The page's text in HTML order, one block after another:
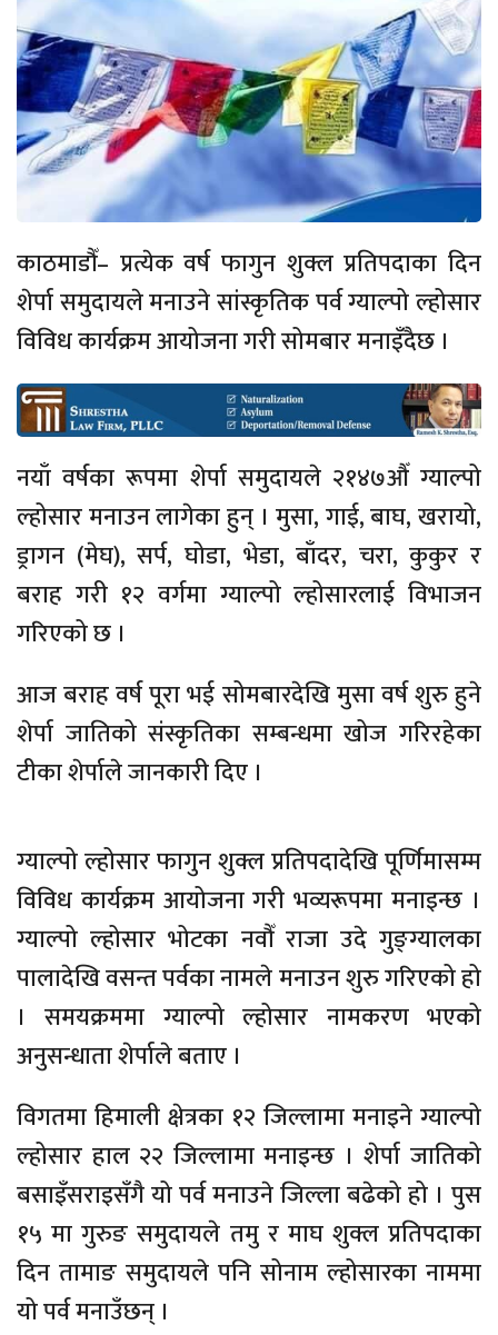
काठमाडौँ– प्रत्येक वर्ष फागुन शुक्ल प्रतिपदाका दिन
शेर्पा समुदायले मनाउने सांस्कृतिक पर्व ग्याल्पो ल्होसार
विविध कार्यक्रम आयोजना गरी सोमबार मनाइँदैछ ।
नयाँ वर्षका रूपमा शेर्पा समुदायले २१४७औँ ग्याल्पो
ल्होसार मनाउन लागेका हुन् । मुसा, गाई, बाघ, खरायो,
ड्रागन (मेघ), सर्प, घोडा, भेडा, बाँदर, चरा, कुकुर र
बराह गरी १२ वर्गमा ग्याल्पो ल्होसारलाई विभाजन
गरिएको छ ।
आज बराह वर्ष पूरा भई सोमबारदेखि मुसा वर्ष शुरु हुने
शेर्पा जातिको संस्कृतिका सम्बन्धमा खोज गरिरहेका
टीका शेर्पाले जानकारी दिए ।
ग्याल्पो ल्होसार फागुन शुक्ल प्रतिपदादेखि पूर्णिमासम्म
विविध कार्यक्रम आयोजना गरी भव्यरूपमा मनाइन्छ ।
ग्याल्पो ल्होसार भोटका नवौँ राजा उदे गुङ्ग्यालका
पालादेखि वसन्त पर्वका नामले मनाउन शुरु गरिएको हो
। समयक्रममा ग्याल्पो ल्होसार नामकरण भएको
अनुसन्धाता शेर्पाले बताए ।
विगतमा हिमाली क्षेत्रका १२ जिल्लामा मनाइने ग्याल्पो
ल्होसार हाल २२ जिल्लामा मनाइन्छ । शेर्पा जातिको
बसाइँसराइसँगै यो पर्व मनाउने जिल्ला बढेको हो । पुस
१५ मा गुरुङ समुदायले तमु र माघ शुक्ल प्रतिपदाका
दिन तामाङ समुदायले पनि सोनाम ल्होसारका नाममा
यो पर्व मनाउँछन् ।